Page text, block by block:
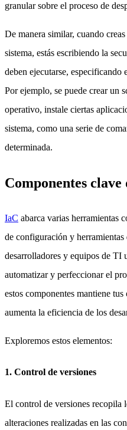
granular sobre el proceso de
De manera similar, cuando
sistema, estás escribiendo la
deben ejecutarse, especificando
Por ejemplo, se puede crear un
operativo, instale ciertas
sistema, como una serie de
determinada.
Componentes clave
IaC abarca varias herramientas
de configuración y
desarrolladores y equipos de TI
automatizar y perfeccionar el
estos componentes mantiene
aumenta la eficiencia de los
Exploremos estos elementos:
1. Control de versiones
El control de versiones recopila
alteraciones realizadas en las